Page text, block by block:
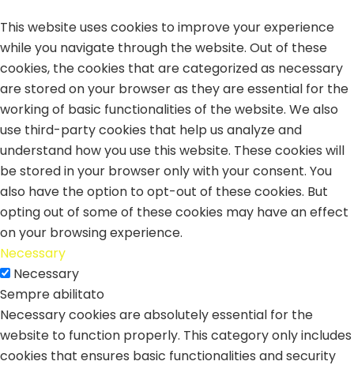
This website uses cookies to improve your experience
while you navigate through the website. Out of these
cookies, the cookies that are categorized as necessary
are stored on your browser as they are essential for the
working of basic functionalities of the website. We also
use third-party cookies that help us analyze and
understand how you use this website. These cookies will
be stored in your browser only with your consent. You
also have the option to opt-out of these cookies. But
opting out of some of these cookies may have an effect
on your browsing experience.
Necessary
Necessary
Sempre abilitato
Necessary cookies are absolutely essential for the
website to function properly. This category only includes
cookies that ensures basic functionalities and security